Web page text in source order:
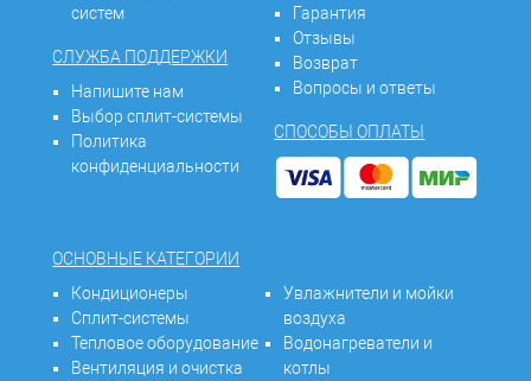
систем
СЛУЖБА ПОДДЕРЖКИ
Напишите нам
Выбор сплит-системы
Политика
конфиденциальности
Гарантия
Отзывы
Возврат
Вопросы и ответы
СПОСОБЫ ОПЛАТЫ
ОСНОВНЫЕ КАТЕГОРИИ
Кондиционеры
Сплит-системы
Тепловое оборудование
Вентиляция и очистка
Увлажнители и мойки
воздуха
Водонагреватели и
котлы